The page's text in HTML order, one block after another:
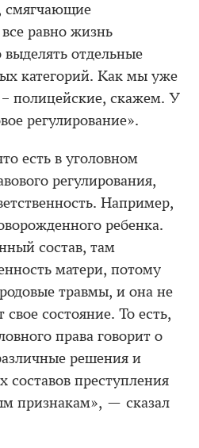
смягчающие
равно жизнь
выделять отдельные
категорий. Как мы уже
полицейские, скажем. У
регулирование».
есть в уголовном
регулирования,
Например,
ребенка.
состав, там
матери, потому
травмы, и она не
состояние. То есть,
права говорит о
решения и
составов преступления
признакам», — сказал